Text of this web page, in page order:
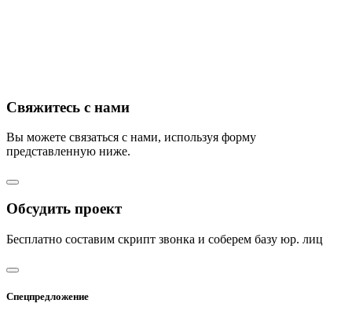
Свяжитесь с нами
Вы можете связаться с нами, используя форму
представленную ниже.
Обсудить проект
Бесплатно составим скрипт звонка и соберем базу юр. лиц
Спецпредложение